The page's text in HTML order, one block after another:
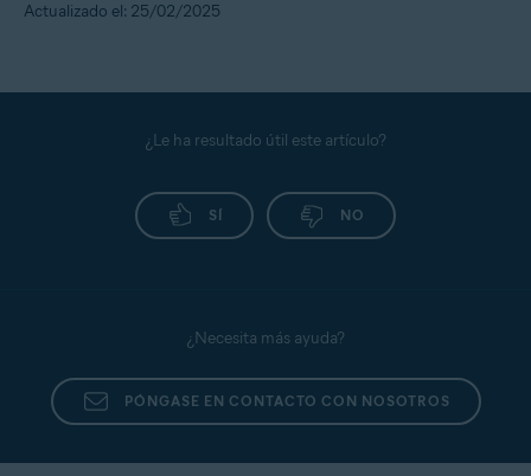
Actualizado el: 25/02/2025
¿Le ha resultado útil este artículo?
SÍ NO
¿Necesita más ayuda?
PÓNGASE EN CONTACTO CON NOSOTROS